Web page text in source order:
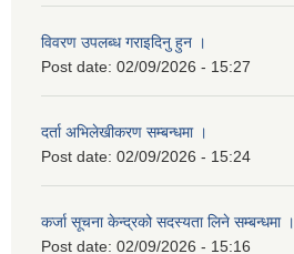
विवरण उपलब्ध गराइदिनु हुन ।
Post date: 02/09/2026 - 15:27
दर्ता अभिलेखीकरण सम्बन्धमा ।
Post date: 02/09/2026 - 15:24
कर्जा सूचना केन्द्रको सदस्यता लिने सम्बन्धमा ।
Post date: 02/09/2026 - 15:16